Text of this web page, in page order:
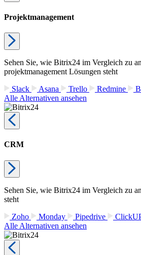
Projektmanagement
Sehen Sie, wie Bitrix24 im Vergleich zu
projektmanagement Lösungen steht
Slack
Asana Trello Redmine
Alle Alternativen ansehen
CRM
Sehen Sie, wie Bitrix24 im Vergleich zu
steht
Zoho
Monday Pipedrive
Alle Alternativen ansehen